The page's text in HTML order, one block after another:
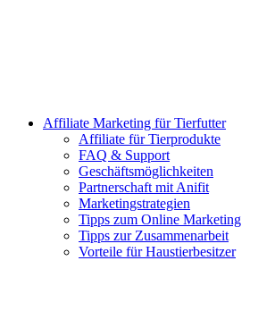
Affiliate Marketing für Tierfutter
Affiliate für Tierprodukte
FAQ & Support
Geschäftsmöglichkeiten
Partnerschaft mit Anifit
Marketingstrategien
Tipps zum Online Marketing
Tipps zur Zusammenarbeit
Vorteile für Haustierbesitzer